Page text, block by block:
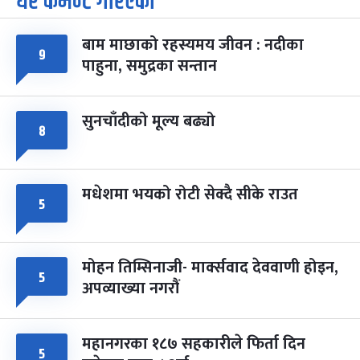
आइत चैत्र ७, २०८३-Mar 21, 2027
८ फागुपूर्णिमा
चैत्र ८, २०८३-Mar 22, 2027
७ महिना बाँकी
९ बाम माछाको रहस्यमय जीवन : नदीका
पाहुना, समुद्रका सन्तान
८ सुनचाँदीको मूल्य बढ्यो
५ मधेशमा भयको रोटी सेक्दै सीके राउत
५ मोहन तिम्सिनाजी- मार्क्सवाद देववाणी होइन,
अपव्याख्या नगरौं
५ महानगरका १८७ सहकारीले फिर्ता दिन